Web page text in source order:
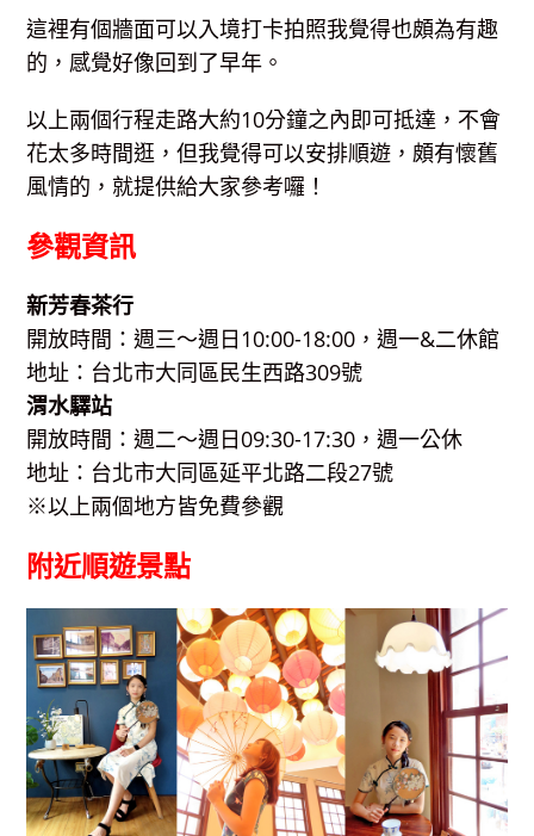
這裡有個牆面可以入境打卡拍照我覺得也頗為有趣
的，感覺好像回到了早年。
以上兩個行程走路大約10分鐘之內即可抵達，不會
花太多時間逛，但我覺得可以安排順遊，頗有懷舊
風情的，就提供給大家參考囉！
參觀資訊
新芳春茶行
開放時間：週三～週日10:00-18:00，週一&二休館
地址：台北市大同區民生西路309號
渭水驛站
開放時間：週二～週日09:30-17:30，週一公休
地址：台北市大同區延平北路二段27號
※以上兩個地方皆免費參觀
附近順遊景點